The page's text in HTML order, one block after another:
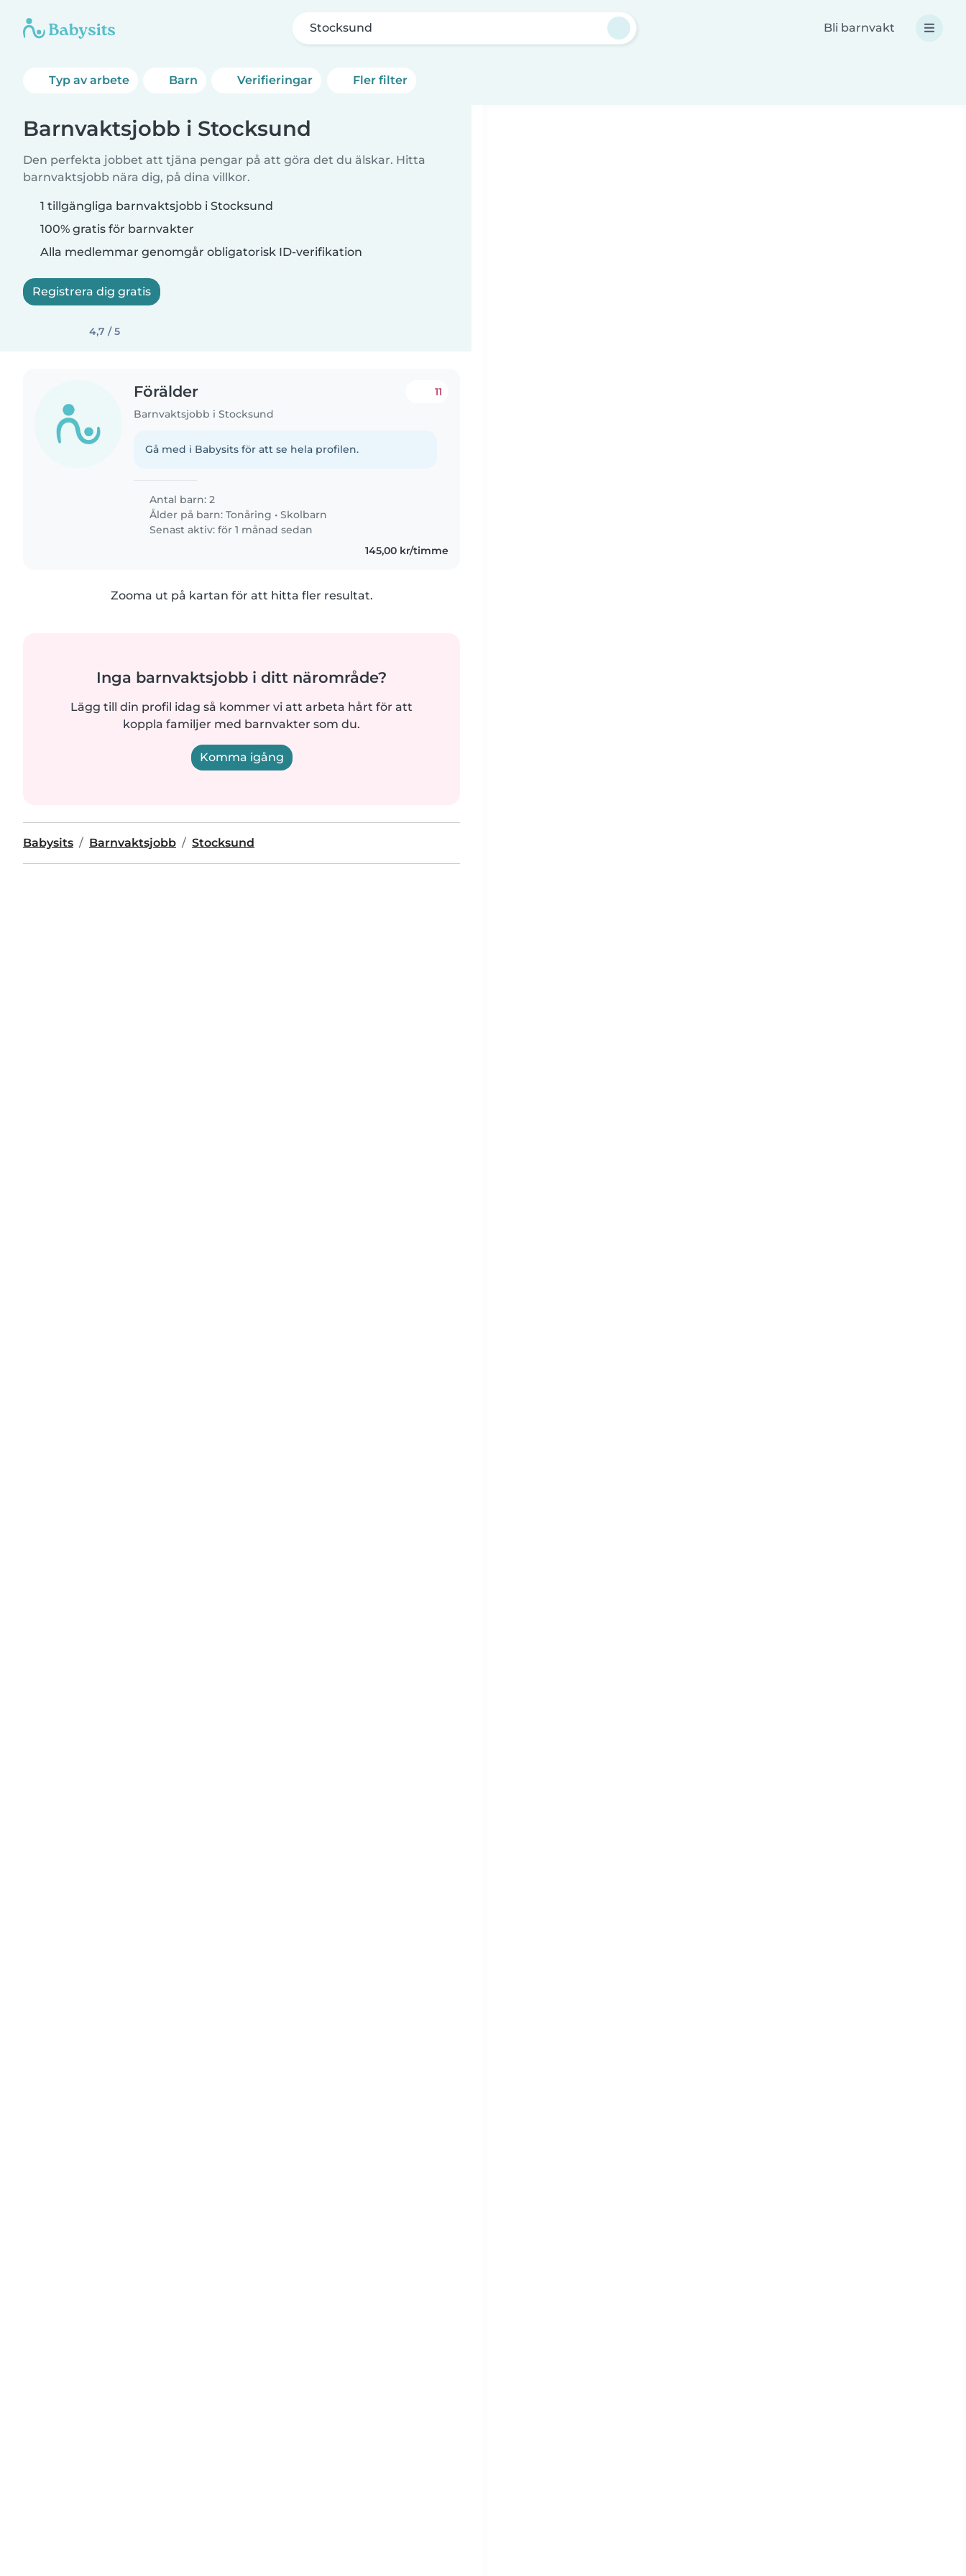
Stocksund Bli barnvakt
Typ av arbete Barn Verifieringar Fler filter
Barnvaktsjobb i Stocksund
Den perfekta jobbet att tjäna pengar på att göra det du älskar. Hitta
barnvaktsjobb nära dig, på dina villkor.
1 tillgängliga barnvaktsjobb i Stocksund
100% gratis för barnvakter
Alla medlemmar genomgår obligatorisk ID-verifikation
Registrera dig gratis
4,7 / 5
Förälder
Barnvaktsjobb i Stocksund
11
Gå med i Babysits för att se hela profilen.
Antal barn: 2
Ålder på barn:Tonåring •Skolbarn
Senast aktiv: för 1 månad sedan
145,00 kr/timme
Zooma ut på kartan för att hitta fler resultat.
Inga barnvaktsjobb i ditt närområde?
Lägg till din profil idag så kommer vi att arbeta hårt för att
koppla familjer med barnvakter som du.
Komma igång
Babysits Barnvaktsjobb Stocksund